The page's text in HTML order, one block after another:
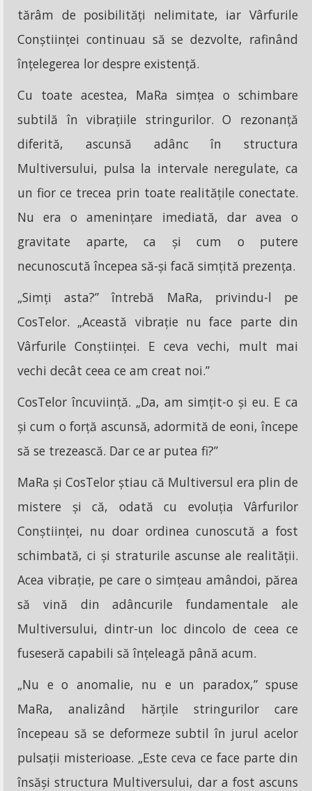
tărâm de posibilități nelimitate, iar Vârfurile
Conștiinței continuau să se dezvolte, rafinând
înțelegerea lor despre existență.
Cu toate acestea, MaRa simțea o schimbare
subtilă în vibrațiile stringurilor. O rezonanță
diferită, ascunsă adânc în structura
Multiversului, pulsa la intervale neregulate, ca
un fior ce trecea prin toate realitățile conectate.
Nu era o amenințare imediată, dar avea o
gravitate aparte, ca și cum o putere
necunoscută începea să-și facă simțită prezența.
„Simți asta?” întrebă MaRa, privindu-l pe
CosTelor. „Această vibrație nu face parte din
Vârfurile Conștiinței. E ceva vechi, mult mai
vechi decât ceea ce am creat noi.”
CosTelor încuviință. „Da, am simțit-o și eu. E ca
și cum o forță ascunsă, adormită de eoni, începe
să se trezească. Dar ce ar putea fi?”
MaRa și CosTelor știau că Multiversul era plin de
mistere și că, odată cu evoluția Vârfurilor
Conștiinței, nu doar ordinea cunoscută a fost
schimbată, ci și straturile ascunse ale realității.
Acea vibrație, pe care o simțeau amândoi, părea
să vină din adâncurile fundamentale ale
Multiversului, dintr-un loc dincolo de ceea ce
fuseseră capabili să înțeleagă până acum.
„Nu e o anomalie, nu e un paradox,” spuse
MaRa, analizând hărțile stringurilor care
începeau să se deformeze subtil în jurul acelor
pulsații misterioase. „Este ceva ce face parte din
însăși structura Multiversului, dar a fost ascuns